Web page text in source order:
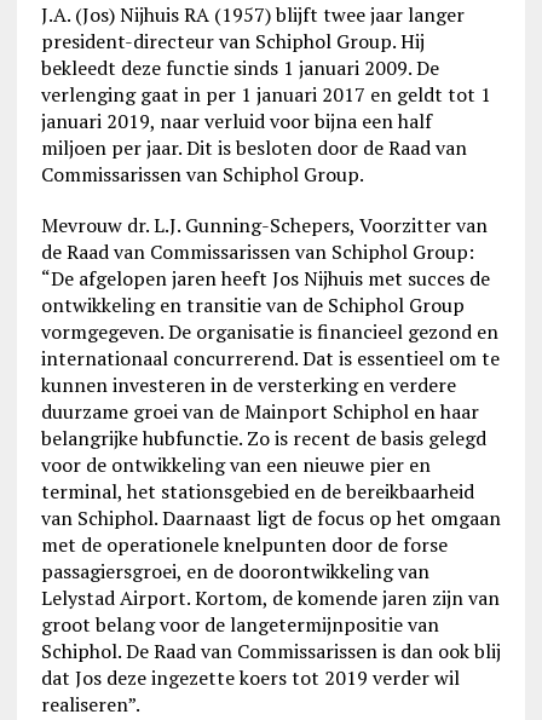
J.A. (Jos) Nijhuis RA (1957) blijft twee jaar langer
president-directeur van Schiphol Group. Hij
bekleedt deze functie sinds 1 januari 2009. De
verlenging gaat in per 1 januari 2017 en geldt tot 1
januari 2019, naar verluid voor bijna een half
miljoen per jaar. Dit is besloten door de Raad van
Commissarissen van Schiphol Group.
Mevrouw dr. L.J. Gunning-Schepers, Voorzitter van
de Raad van Commissarissen van Schiphol Group:
“De afgelopen jaren heeft Jos Nijhuis met succes de
ontwikkeling en transitie van de Schiphol Group
vormgegeven. De organisatie is financieel gezond en
internationaal concurrerend. Dat is essentieel om te
kunnen investeren in de versterking en verdere
duurzame groei van de Mainport Schiphol en haar
belangrijke hubfunctie. Zo is recent de basis gelegd
voor de ontwikkeling van een nieuwe pier en
terminal, het stationsgebied en de bereikbaarheid
van Schiphol. Daarnaast ligt de focus op het omgaan
met de operationele knelpunten door de forse
passagiersgroei, en de doorontwikkeling van
Lelystad Airport. Kortom, de komende jaren zijn van
groot belang voor de langetermijnpositie van
Schiphol. De Raad van Commissarissen is dan ook blij
dat Jos deze ingezette koers tot 2019 verder wil
realiseren”.